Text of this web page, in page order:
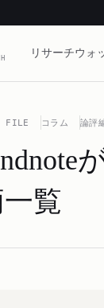
リサーチウォ
FILE コラム 論評
覧